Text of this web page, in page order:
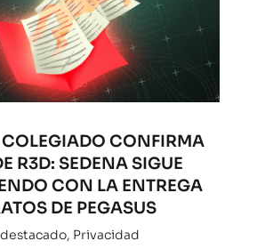
CONFIRMA
R3D: SEDENA SIGUE
CON LA ENTREGA
DE PEGASUS
destacado, Privacidad